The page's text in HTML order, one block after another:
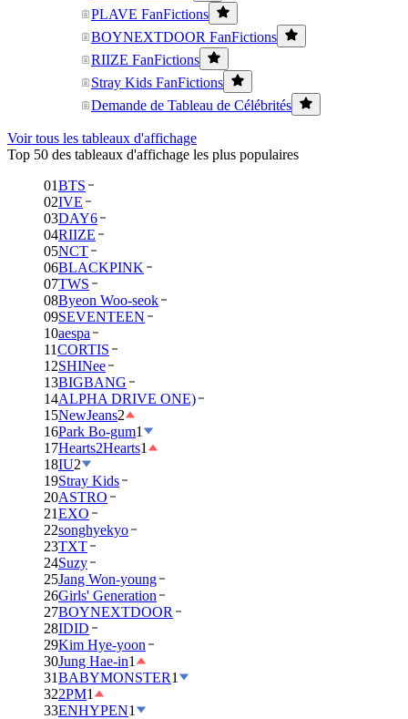
PLAVE FanFictions
BOYNEXTDOOR FanFictions
RIIZE FanFictions
Stray Kids FanFictions
Demande de Tableau de Célébrités
Voir tous les tableaux d'affichage
Top 50 des tableaux d'affichage les plus populaires
01BTS
02IVE
03DAY6
04RIIZE
05NCT
06BLACKPINK
07TWS
08Byeon Woo-seok
09SEVENTEEN
10aespa
11CORTIS
12SHINee
13BIGBANG
14ALPHA DRIVE ONE)
15NewJeans2
16Park Bo-gum1
17Hearts2Hearts1
18IU2
19Stray Kids
20ASTRO
21EXO
22songhyekyo
23TXT
24Suzy
25Jang Won-young
26Girls' Generation
27BOYNEXTDOOR
28IDID
29Kim Hye-yoon
30Jung Hae-in1
31BABYMONSTER1
322PM1
33ENHYPEN1